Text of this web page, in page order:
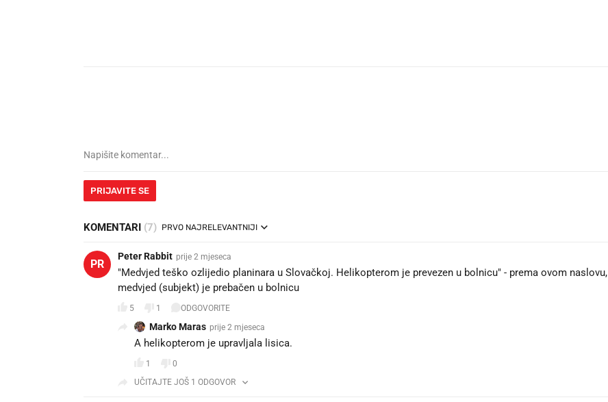
PRIJAVITE SE
KOMENTARI (7) PRVO NAJRELEVANTNIJI
PR
Peter Rabbit prije 2 mjeseca
"Medvjed teško ozlijedio planinara u Slovačkoj. Helikopterom je prevezen u bolnicu" - prema ovom naslovu,
medvjed (subjekt) je prebačen u bolnicu
5 1 ODGOVORITE
Marko Maras prije 2 mjeseca
A helikopterom je upravljala lisica.
1
0
UČITAJTE JOŠ 1 ODGOVOR